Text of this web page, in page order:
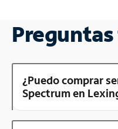
¿Puedo comprar
Spectrum en